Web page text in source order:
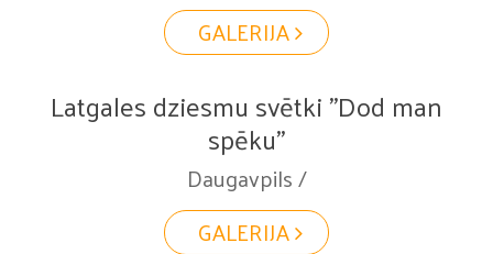
GALERIJA
Latgales dziesmu svētki "Dod man
spēku"
Daugavpils /
GALERIJA